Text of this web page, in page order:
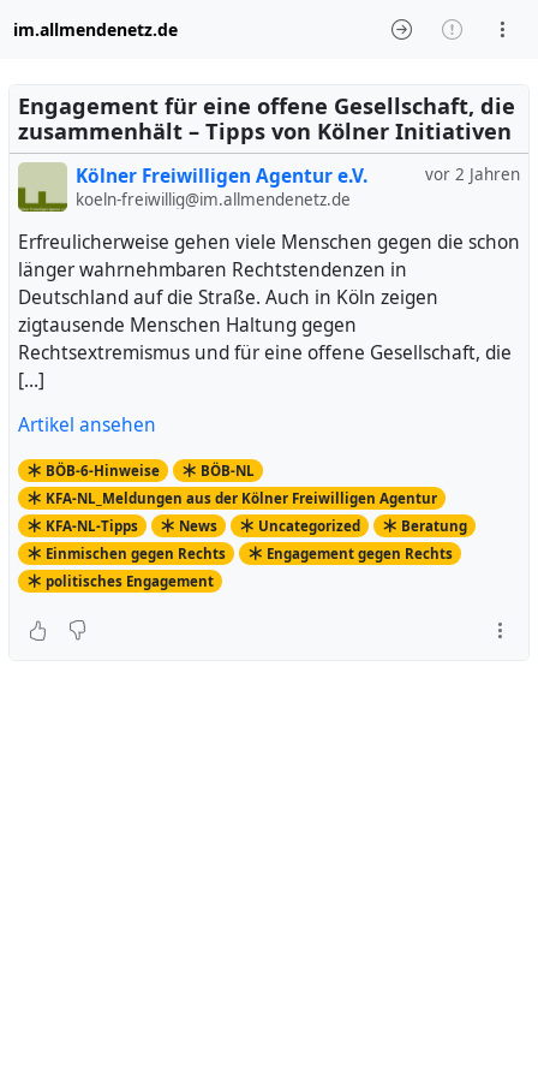
im.allmendenetz.de
Engagement für eine offene Gesellschaft, die
zusammenhält – Tipps von Kölner Initiativen
vor 2 Jahren
Kölner Freiwilligen Agentur e.V.
koeln-freiwillig@im.allmendenetz.de
Erfreulicherweise gehen viele Menschen gegen die schon
länger wahrnehmbaren Rechtstendenzen in
Deutschland auf die Straße. Auch in Köln zeigen
zigtausende Menschen Haltung gegen
Rechtsextremismus und für eine offene Gesellschaft, die
[…]
Artikel ansehen
BÖB-6-Hinweise
BÖB-NL
KFA-NL_Meldungen aus der Kölner Freiwilligen Agentur
KFA-NL-Tipps
News Uncategorized
Beratung
Einmischen gegen Rechts
Engagement gegen Rechts
politisches Engagement